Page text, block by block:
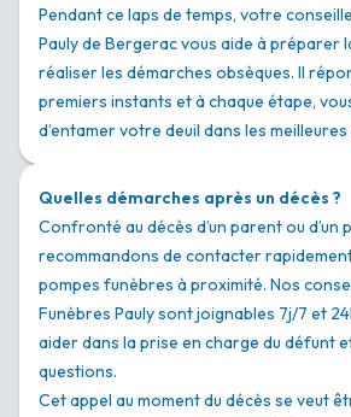
Pendant ce laps de temps, votre
Pauly de Bergerac vous aide à préparer
réaliser les démarches obsèques. Il
premiers instants et à chaque étape,
d’entamer votre deuil dans les
Quelles démarches après un décès ?
Confronté au décès d’un parent ou d’un
recommandons de contacter
pompes funèbres à proximité. Nos
Funèbres Pauly sont joignables 7j/7 et
aider dans la prise en charge du défunt
questions.
Cet appel au moment du décès se veut